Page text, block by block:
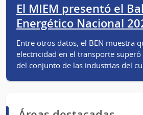
El MIEM presentó el
Energético Nacional
Entre otros datos, el BEN muestra
electricidad en el transporte
del conjunto de las industrias del